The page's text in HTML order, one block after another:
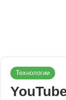
Технологии